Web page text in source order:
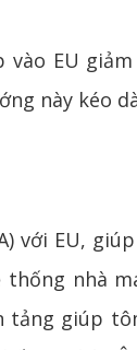
vào EU
này kéo
với EU,
nhà
tảng giúp